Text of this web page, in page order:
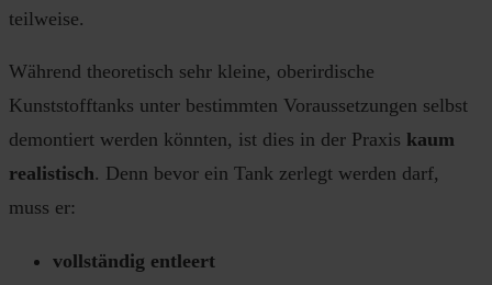
teilweise.
Während theoretisch sehr kleine, oberirdische
Kunststofftanks unter bestimmten Voraussetzungen selbst
demontiert werden könnten, ist dies in der Praxis kaum
realistisch. Denn bevor ein Tank zerlegt werden darf,
muss er:
vollständig entleert